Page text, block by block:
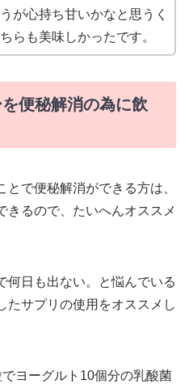
が心持ち甘いかなと思うく
らも美味しかったです。
便秘解消の為に飲
で便秘解消ができる方は、
きるので、たいへんオススメ
何日も出ない。と悩んでいる
たサプリの使用をオススメし
ヨーグルト10個分の乳酸菌